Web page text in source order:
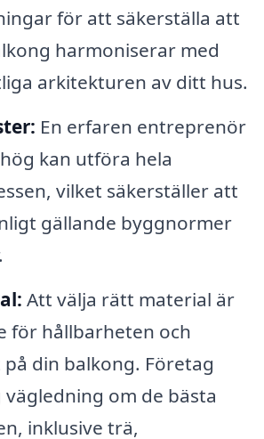
för att säkerställa att
harmoniserar med
arkitekturen av ditt hus.
En erfaren entreprenör
kan utföra hela
vilket säkerställer att
gällande byggnormer
Att välja rätt material är
för hållbarheten och
din balkong. Företag
vägledning om de bästa
inklusive trä,